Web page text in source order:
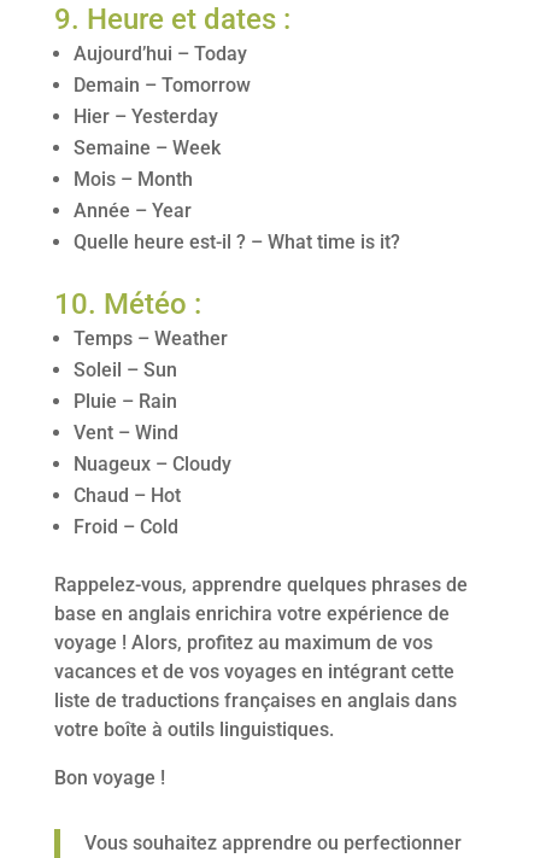
9. Heure et dates :
Aujourd’hui – Today
Demain – Tomorrow
Hier – Yesterday
Semaine – Week
Mois – Month
Année – Year
Quelle heure est-il ? – What time is it?
10. Météo :
Temps – Weather
Soleil – Sun
Pluie – Rain
Vent – Wind
Nuageux – Cloudy
Chaud – Hot
Froid – Cold
Rappelez-vous, apprendre quelques phrases de
base en anglais enrichira votre expérience de
voyage ! Alors, profitez au maximum de vos
vacances et de vos voyages en intégrant cette
liste de traductions françaises en anglais dans
votre boîte à outils linguistiques.
Bon voyage !
Vous souhaitez apprendre ou perfectionner